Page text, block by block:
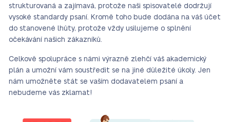
strukturovaná a zajímavá, protože naši spisovatelé dodržují
vysoké standardy psaní. Kromě toho bude dodána na váš účet
do stanovené lhůty, protože vždy usilujeme o splnění
očekávání našich zákazníků.
Celkově spolupráce s námi výrazně zlehčí váš akademický
plán a umožní vám soustředit se na jiné důležité úkoly. Jen
nám umožněte stát se vaším dodavatelem psaní a
nebudeme vás zklamat!